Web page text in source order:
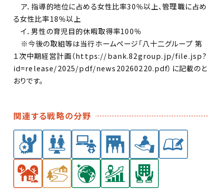
ア．指導的地位に占める女性比率30％以上、管理職に占め
る女性比率18％以上
イ．男性の育児目的休暇取得率100％
※今後の取組等は当行ホームページ「八十二グループ 第
１次中期経営計画（https://bank.82group.jp/file.jsp?
id=release/2025/pdf/news20260220.pdf）に記載のと
おりです。
関連する戦略の分野